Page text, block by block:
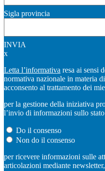
Sigla provincia
INVIA
x
Letta l’informativa resa ai sensi
normativa nazionale in materia
acconsento al trattamento dei
per la gestione della iniziativa
l’invio di informazioni sullo
Do il consenso
Non do il consenso
per ricevere informazioni sulle
articolazioni mediante